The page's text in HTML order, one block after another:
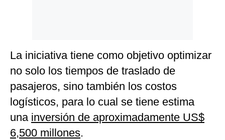
La iniciativa tiene como objetivo optimizar
no solo los tiempos de traslado de
pasajeros, sino también los costos
logísticos, para lo cual se tiene estima
una inversión de aproximadamente US$
6,500 millones.